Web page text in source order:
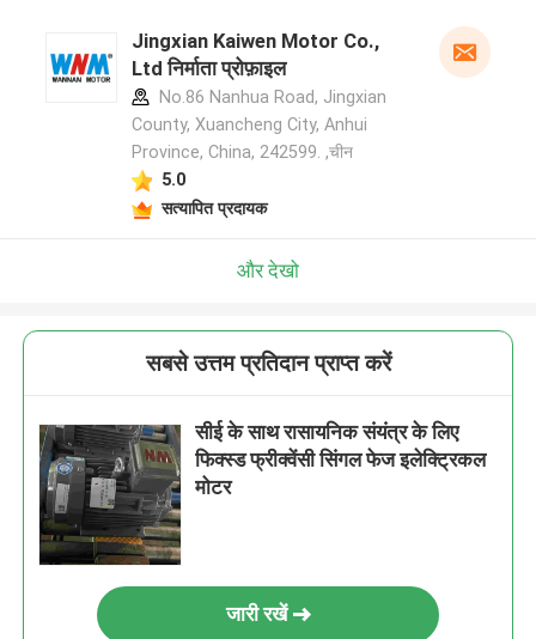
Jingxian Kaiwen Motor Co.,
Ltd निर्माता प्रोफ़ाइल
No.86 Nanhua Road, Jingxian
County, Xuancheng City, Anhui
Province, China, 242599. ,चीन
5.0
सत्यापित प्रदायक
और देखो
सबसे उत्तम प्रतिदान प्राप्त करें
सीई के साथ रासायनिक संयंत्र के लिए
फिक्स्ड फ्रीक्वेंसी सिंगल फेज इलेक्ट्रिकल
मोटर
जारी रखें